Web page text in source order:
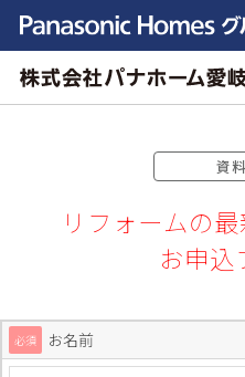
資
リフォームの
お申込
必須 お名前